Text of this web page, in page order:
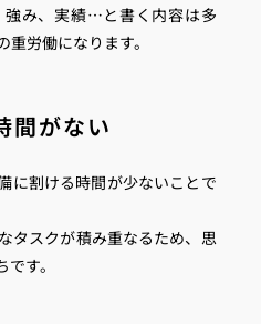
強み、実績…と書く内容は多
労働になります。
間がない
に割ける時間が少ないことで
タスクが積み重なるため、思
す。